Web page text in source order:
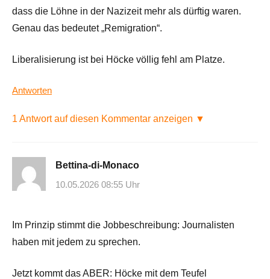
dass die Löhne in der Nazizeit mehr als dürftig waren.
Genau das bedeutet „Remigration“.
Liberalisierung ist bei Höcke völlig fehl am Platze.
Antworten
1 Antwort auf diesen Kommentar anzeigen ▼
Bettina-di-Monaco
10.05.2026 08:55 Uhr
Im Prinzip stimmt die Jobbeschreibung: Journalisten
haben mit jedem zu sprechen.
Jetzt kommt das ABER: Höcke mit dem Teufel